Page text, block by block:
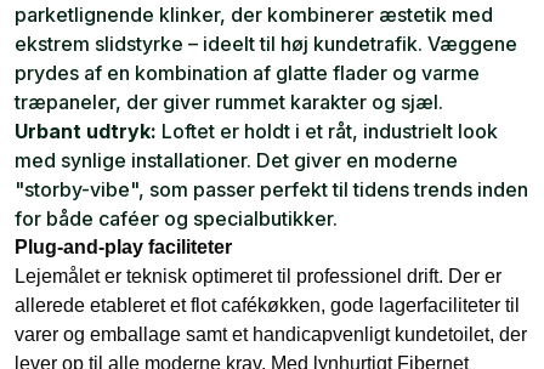
parketlignende klinker, der kombinerer æstetik med
ekstrem slidstyrke – ideelt til høj kundetrafik. Væggene
prydes af en kombination af glatte flader og varme
træpaneler, der giver rummet karakter og sjæl.
Urbant udtryk: Loftet er holdt i et råt, industrielt look
med synlige installationer. Det giver en moderne
"storby-vibe", som passer perfekt til tidens trends inden
for både caféer og specialbutikker.
Plug-and-play faciliteter
Lejemålet er teknisk optimeret til professionel drift. Der er
allerede etableret et flot cafékøkken, gode lagerfaciliteter til
varer og emballage samt et handicapvenligt kundetoilet, der
lever op til alle moderne krav. Med lynhurtigt Fibernet